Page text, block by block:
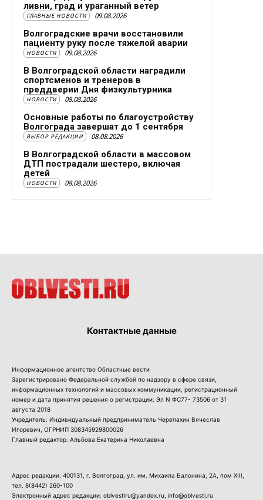
ливни, град и ураганный ветер
ГЛАВНЫЕ НОВОСТИ 09.08.2026
Волгоградские врачи восстановили
пациенту руку после тяжелой аварии
НОВОСТИ 09.08.2026
В Волгоградской области наградили
спортсменов и тренеров в
преддверии Дня физкультурника
НОВОСТИ 08.08.2026
Основные работы по благоустройству
Волгограда завершат до 1 сентября
ВЫБОР РЕДАКЦИИ 08.08.2026
В Волгоградской области в массовом
ДТП пострадали шестеро, включая
детей
НОВОСТИ 08.08.2026
Контактные данные
Информационное агентство Областные вести
Зарегистрировано Федеральной службой по надзору в сфере связи,
информационных технологий и массовых коммуникации, регистрационный
номер и дата принятия решения о регистрации: Эл N ФС77- 73506 от 31
августа 2018
Учредитель: Индивидуальный предприниматель Черепахин Вячеслав
Игоревич, ОГРНИП 308345929800026
Главный редактор: Альбова Екатерина Николаевна
Адрес редакции: 400131, г. Волгоград, ул. им. Михаила Балонина, 2А, пом XIII,
тел. 8(8442) 260-100
Электронный адрес редакции: oblvestiru@yandex.ru, info@oblvesti.ru